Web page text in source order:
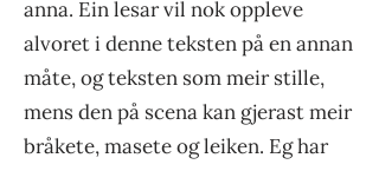
anna. Ein lesar vil nok oppleve
alvoret i denne teksten på en annan
måte, og teksten som meir stille,
mens den på scena kan gjerast meir
bråkete, masete og leiken. Eg har